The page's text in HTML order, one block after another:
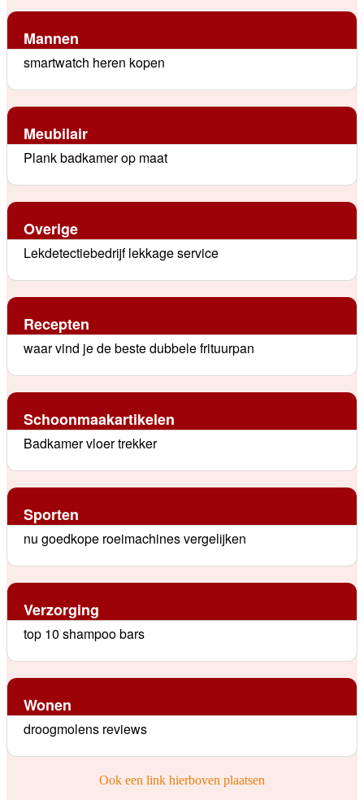
Mannen
smartwatch heren kopen
Meubilair
Plank badkamer op maat
Overige
Lekdetectiebedrijf lekkage service
Recepten
waar vind je de beste dubbele frituurpan
Schoonmaakartikelen
Badkamer vloer trekker
Sporten
nu goedkope roeimachines vergelijken
Verzorging
top 10 shampoo bars
Wonen
droogmolens reviews
Ook een link hierboven plaatsen